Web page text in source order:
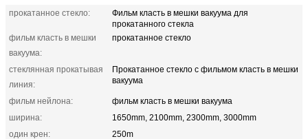
прокатанное стекло:
Фильм класть в мешки вакуума для
прокатанного стекла
фильм класть в мешки
вакуума:
прокатанное стекло
стеклянная прокатывая
линия:
Прокатанное стекло с фильмом класть в мешки
вакуума
фильм нейлона:
фильм класть в мешки вакуума
ширина:
1650mm, 2100mm, 2300mm, 3000mm
один крен:
250m